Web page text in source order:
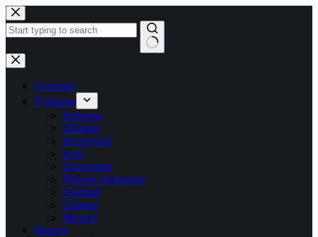
Перейти
до
вмісту
Немає
результатів
Головна
Рубрики
Новини
Обзори
Інструкції
Ігри
Програми
Робоче оточення
Android
Сервер
Железо
Форум